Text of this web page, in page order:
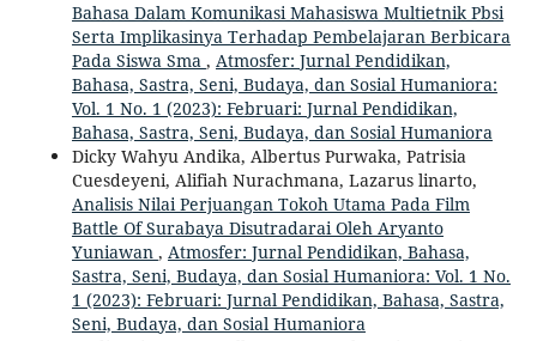
Bahasa Dalam Komunikasi Mahasiswa Multietnik Pbsi
Serta Implikasinya Terhadap Pembelajaran Berbicara
Pada Siswa Sma , Atmosfer: Jurnal Pendidikan,
Bahasa, Sastra, Seni, Budaya, dan Sosial Humaniora:
Vol. 1 No. 1 (2023): Februari: Jurnal Pendidikan,
Bahasa, Sastra, Seni, Budaya, dan Sosial Humaniora
Dicky Wahyu Andika, Albertus Purwaka, Patrisia
Cuesdeyeni, Alifiah Nurachmana, Lazarus linarto,
Analisis Nilai Perjuangan Tokoh Utama Pada Film
Battle Of Surabaya Disutradarai Oleh Aryanto
Yuniawan , Atmosfer: Jurnal Pendidikan, Bahasa,
Sastra, Seni, Budaya, dan Sosial Humaniora: Vol. 1 No.
1 (2023): Februari: Jurnal Pendidikan, Bahasa, Sastra,
Seni, Budaya, dan Sosial Humaniora